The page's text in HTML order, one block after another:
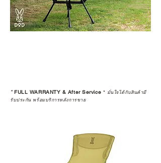
*FULL WARRANTY & After Service * มั่นใจได้กับสินค้ามี
รับประกัน พร้อมบริการหลังการขาย